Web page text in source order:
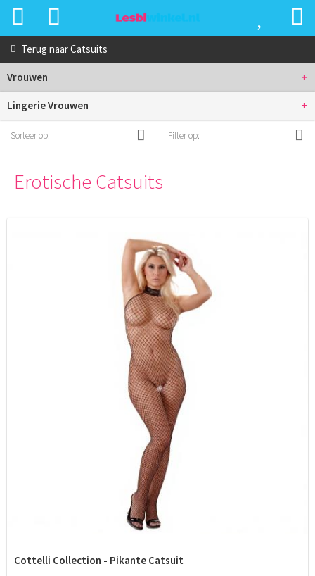
Terug naarCatsuits
Vrouwen +
Lingerie Vrouwen +
Sorteer op: Filter op:
Erotische Catsuits
Cottelli Collection - Pikante Catsuit